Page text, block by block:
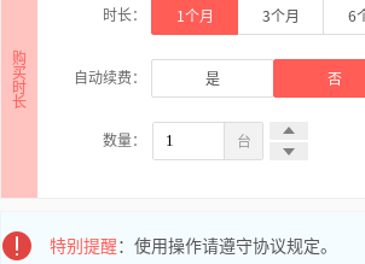
购
买
时
长
时长： 1个月 3个月 6
自动续费： 是 否
数量： 台
特别提醒：使用操作请遵守协议规定。